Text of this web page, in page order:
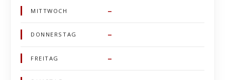
MITTWOCH –
DONNERSTAG –
FREITAG –